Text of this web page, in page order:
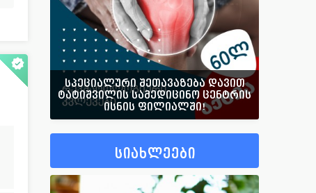
სპეციალური შეთავაზება დავით
ტატიშვილის სამედიცინო ცენტრის
ისნის ფილიალში!
სიახლეები